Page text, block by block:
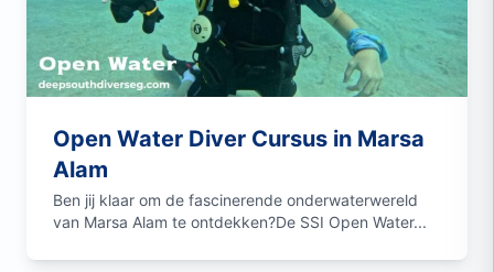
Open Water Diver Cursus in Marsa
Alam
Ben jij klaar om de fascinerende onderwaterwereld
van Marsa Alam te ontdekken?De SSI Open Water...